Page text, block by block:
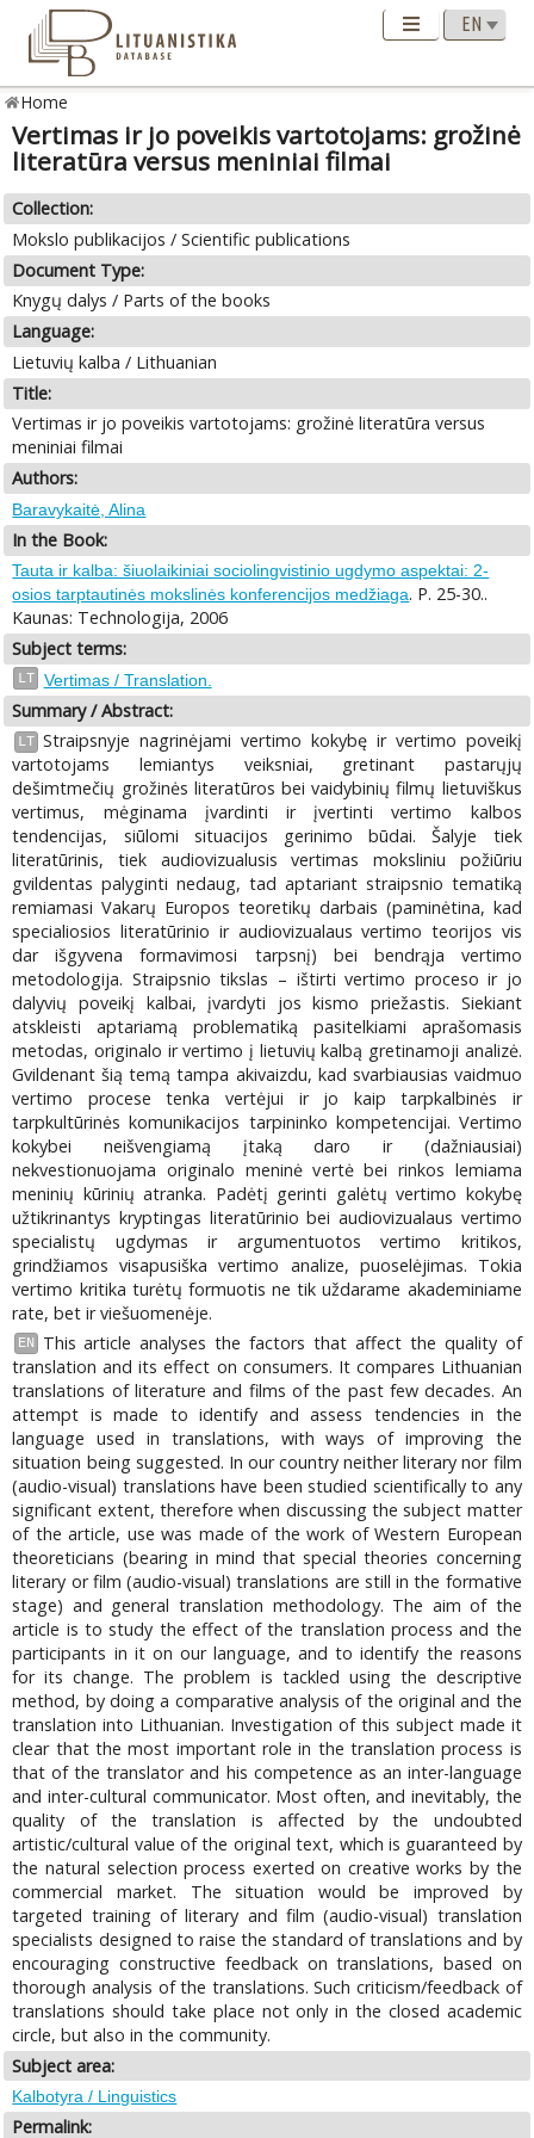
Home
Vertimas ir jo poveikis vartotojams: grožinė
literatūra versus meniniai filmai
Collection:
Mokslo publikacijos / Scientific publications
Document Type:
Knygų dalys / Parts of the books
Language:
Lietuvių kalba / Lithuanian
Title:
Vertimas ir jo poveikis vartotojams: grožinė literatūra versus
meniniai filmai
Authors:
Baravykaitė, Alina
In the Book:
Tauta ir kalba: šiuolaikiniai sociolingvistinio ugdymo aspektai: 2-
osios tarptautinės mokslinės konferencijos medžiaga. P. 25-30..
Kaunas: Technologija, 2006
Subject terms:
LT Vertimas / Translation.
Summary / Abstract:
LT Straipsnyje nagrinėjami vertimo kokybę ir vertimo poveikį
vartotojams lemiantys veiksniai, gretinant pastarųjų
dešimtmečių grožinės literatūros bei vaidybinių filmų lietuviškus
vertimus, mėginama įvardinti ir įvertinti vertimo kalbos
tendencijas, siūlomi situacijos gerinimo būdai. Šalyje tiek
literatūrinis, tiek audiovizualusis vertimas moksliniu požiūriu
gvildentas palyginti nedaug, tad aptariant straipsnio tematiką
remiamasi Vakarų Europos teoretikų darbais (paminėtina, kad
specialiosios literatūrinio ir audiovizualaus vertimo teorijos vis
dar išgyvena formavimosi tarpsnį) bei bendrąja vertimo
metodologija. Straipsnio tikslas – ištirti vertimo proceso ir jo
dalyvių poveikį kalbai, įvardyti jos kismo priežastis. Siekiant
atskleisti aptariamą problematiką pasitelkiami aprašomasis
metodas, originalo ir vertimo į lietuvių kalbą gretinamoji analizė.
Gvildenant šią temą tampa akivaizdu, kad svarbiausias vaidmuo
vertimo procese tenka vertėjui ir jo kaip tarpkalbinės ir
tarpkultūrinės komunikacijos tarpininko kompetencijai. Vertimo
kokybei neišvengiamą įtaką daro ir (dažniausiai)
nekvestionuojama originalo meninė vertė bei rinkos lemiama
meninių kūrinių atranka. Padėtį gerinti galėtų vertimo kokybę
užtikrinantys kryptingas literatūrinio bei audiovizualaus vertimo
specialistų ugdymas ir argumentuotos vertimo kritikos,
grindžiamos visapusiška vertimo analize, puoselėjimas. Tokia
vertimo kritika turėtų formuotis ne tik uždarame akademiniame
rate, bet ir viešuomenėje.
EN
This article analyses the factors that affect the quality of
translation and its effect on consumers. It compares Lithuanian
translations of literature and films of the past few decades. An
attempt is made to identify and assess tendencies in the
language used in translations, with ways of improving the
situation being suggested. In our country neither literary nor film
(audio-visual) translations have been studied scientifically to any
significant extent, therefore when discussing the subject matter
of the article, use was made of the work of Western European
theoreticians (bearing in mind that special theories concerning
literary or film (audio-visual) translations are still in the formative
stage) and general translation methodology. The aim of the
article is to study the effect of the translation process and the
participants in it on our language, and to identify the reasons
for its change. The problem is tackled using the descriptive
method, by doing a comparative analysis of the original and the
translation into Lithuanian. Investigation of this subject made it
clear that the most important role in the translation process is
that of the translator and his competence as an inter-language
and inter-cultural communicator. Most often, and inevitably, the
quality of the translation is affected by the undoubted
artistic/cultural value of the original text, which is guaranteed by
the natural selection process exerted on creative works by the
commercial market. The situation would be improved by
targeted training of literary and film (audio-visual) translation
specialists designed to raise the standard of translations and by
encouraging constructive feedback on translations, based on
thorough analysis of the translations. Such criticism/feedback of
translations should take place not only in the closed academic
circle, but also in the community.
Subject area:
Kalbotyra / Linguistics
Permalink: